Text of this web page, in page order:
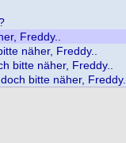
Freddy..
näher, Freddy..
bitte näher, Freddy..
bitte näher,